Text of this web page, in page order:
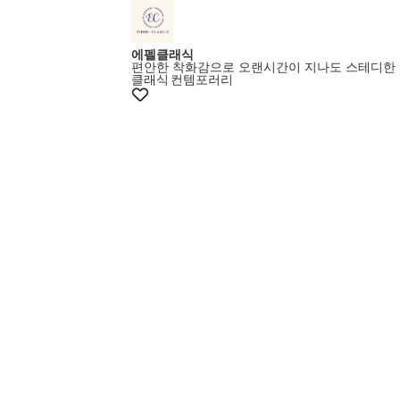
에펠클래식
편안한 착화감으로 오랜시간이 지나도 스테디한
클래식 컨템포러리